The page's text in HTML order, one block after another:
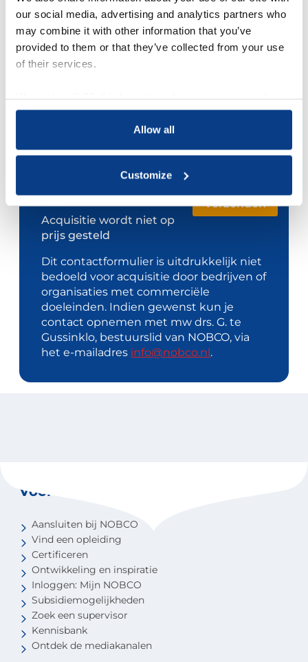
our social media, advertising and analytics partners who
may combine it with other information that you’ve
provided to them or that they’ve collected from your use
of their services.
process your information.
Allow all
Customize
Je bericht *
Acquisitie wordt niet op
prijs gesteld
Dit contactformulier is uitdrukkelijk niet
bedoeld voor acquisitie door bedrijven of
organisaties met commerciële
doeleinden. Indien gewenst kun je
contact opnemen met mw drs. G. te
Gussinklo, bestuurslid van NOBCO, via
het e-mailadres info@nobco.nl.
Voor coaches
Aansluiten bij NOBCO
Vind een opleiding
Certificeren
Ontwikkeling en inspiratie
Inloggen: Mijn NOBCO
Subsidiemogelijkheden
Zoek een supervisor
Kennisbank
Ontdek de mediakanalen